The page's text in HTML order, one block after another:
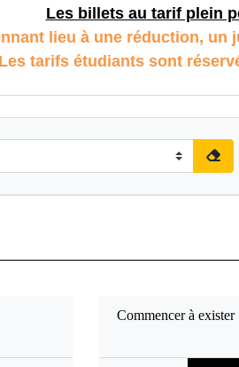
Les billets au tarif plein
lieu à une réduction, un
Les tarifs étudiants sont
Commencer à exister